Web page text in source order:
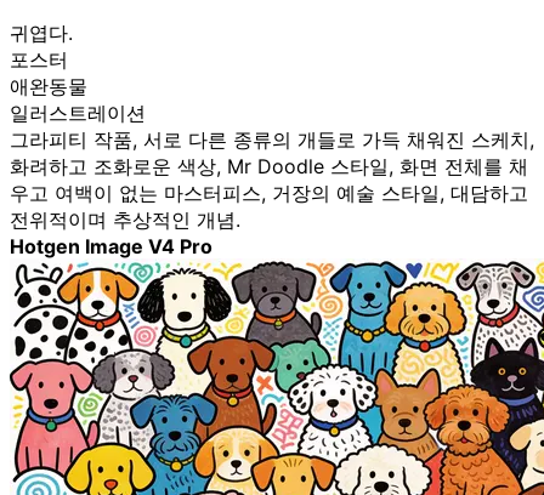
귀엽다.
포스터
애완동물
일러스트레이션
그라피티 작품, 서로 다른 종류의 개들로 가득 채워진 스케치,
화려하고 조화로운 색상, Mr Doodle 스타일, 화면 전체를 채
우고 여백이 없는 마스터피스, 거장의 예술 스타일, 대담하고
전위적이며 추상적인 개념.
Hotgen Image V4 Pro